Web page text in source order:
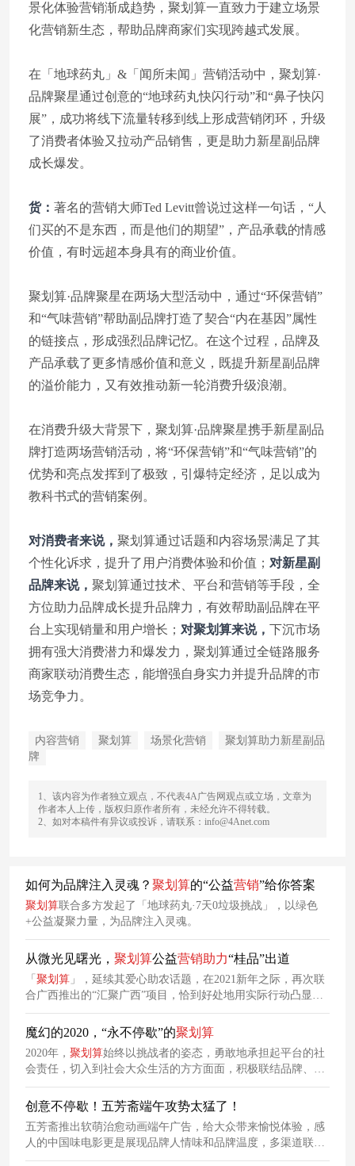
景化体验营销渐成趋势，聚划算一直致力于建立场景
化营销新生态，帮助品牌商家们实现跨越式发展。
在「地球药丸」&「闻所未闻」营销活动中，聚划算·
品牌聚星通过创意的“地球药丸快闪行动”和“鼻子快闪
展”，成功将线下流量转移到线上形成营销闭环，升级
了消费者体验又拉动产品销售，更是助力新星副品牌
成长爆发。
货： 著名的营销大师Ted Levitt曾说过这样一句话，“人
们买的不是东西，而是他们的期望”，产品承载的情感
价值，有时远超本身具有的商业价值。
聚划算·品牌聚星在两场大型活动中，通过“环保营销”
和“气味营销”帮助副品牌打造了契合“内在基因”属性
的链接点，形成强烈品牌记忆。在这个过程，品牌及
产品承载了更多情感价值和意义，既提升新星副品牌
的溢价能力，又有效推动新一轮消费升级浪潮。
在消费升级大背景下，聚划算·品牌聚星携手新星副品
牌打造两场营销活动，将“环保营销”和“气味营销”的
优势和亮点发挥到了极致，引爆特定经济，足以成为
教科书式的营销案例。
对消费者来说， 聚划算通过话题和内容场景满足了其
个性化诉求，提升了用户消费体验和价值； 对新星副
品牌来说， 聚划算通过技术、平台和营销等手段，全
方位助力品牌成长提升品牌力，有效帮助副品牌在平
台上实现销量和用户增长； 对聚划算来说， 下沉市场
拥有强大消费潜力和爆发力，聚划算通过全链路服务
商家联动消费生态，能增强自身实力并提升品牌的市
场竞争力。
内容营销 聚划算 场景化营销
聚划算助力新星副品
牌
1、该内容为作者独立观点，不代表4A广告网观点或立场，文章为
作者本人上传，版权归原作者所有，未经允许不得转载。
2、如对本稿件有异议或投诉，请联系：info@4Anet.com
如何为品牌注入灵魂？ 聚划算的“公益营销”给你答案
聚划算联合多方发起了「地球药丸·7天0垃圾挑战」，以绿色
+公益凝聚力量，为品牌注入灵魂。
从微光见曙光， 聚划算公益营销助力“桂品”出道
「 聚划算 」，延续其爱心助农话题，在2021新年之际，再次联
合广西推出的“汇聚广西”项目，恰到好处地用实际行动凸显了
一波品牌强大社会责任感。
魔幻的2020，“永不停歇”的聚划算
2020年， 聚划算始终以挑战者的姿态，勇敢地承担起平台的社
会责任，切入到社会大众生活的方方面面，积极联结品牌、商
家与用户，成为他们向前迈进最坚实的陪伴者。
创意不停歇！五芳斋端午攻势太猛了！
五芳斋推出软萌治愈动画端午广告，给大众带来愉悦体验，感
人的中国味电影更是展现品牌人情味和品牌温度，多渠道联动
营销，助力品牌传播。